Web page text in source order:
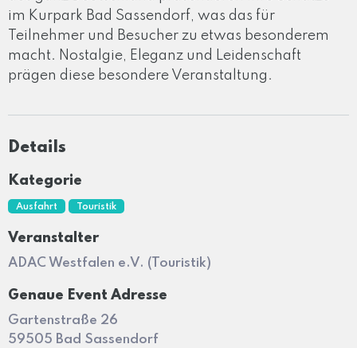
im Kurpark Bad Sassendorf, was das für
Teilnehmer und Besucher zu etwas besonderem
macht. Nostalgie, Eleganz und Leidenschaft
prägen diese besondere Veranstaltung.
Details
Kategorie
Ausfahrt Touristik
Veranstalter
ADAC Westfalen e.V. (Touristik)
Genaue Event Adresse
Gartenstraße 26
59505 Bad Sassendorf